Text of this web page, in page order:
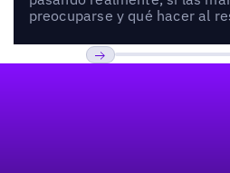
preocuparse y qué hacer al